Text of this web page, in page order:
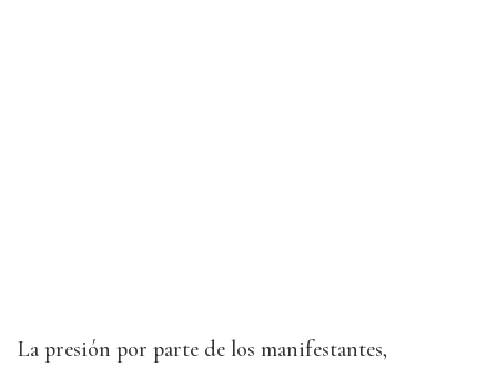
La presión por parte de los manifestantes,